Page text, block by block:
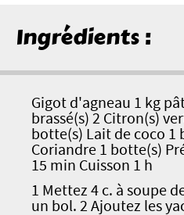
Ingrédients :
Gigot d'agneau 1 kg
brassé(s) 2 Citron(s)
botte(s) Lait de coco 1
Coriandre 1 botte(s)
15 min Cuisson 1 h
1 Mettez 4 c. à soupe
un bol. 2 Ajoutez les